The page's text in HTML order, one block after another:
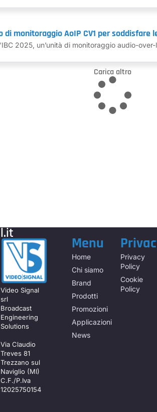
monitoraggio AoIP CV1 per
2025, un’unità di monitoraggio audio-
Carica altro
Video Signal
srl
Broadcast
Engineering
Solutions
Via Claudio
Treves 81
Trezzano sul
Naviglio (MI)
C.F./P.Iva
12025750154
Menu
Home
Chi siamo
Brand
Prodotti
Promozioni
Applicazioni
News
Privacy
Policy
Cookie
Policy